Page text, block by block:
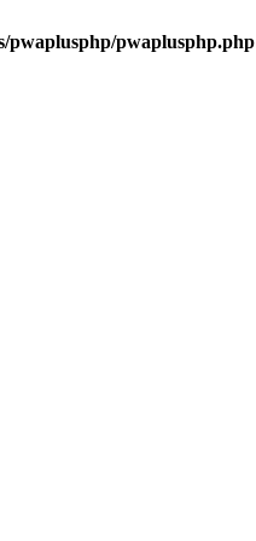
pwaplusphp/pwaplusphp.php